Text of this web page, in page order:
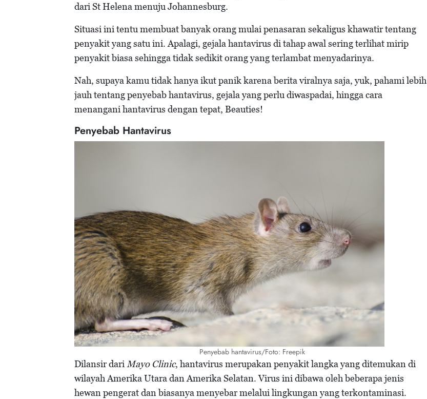
dari St Helena menuju Johannesburg.
Situasi ini tentu membuat banyak orang mulai penasaran sekaligus khawatir tentang
penyakit yang satu ini. Apalagi, gejala hantavirus di tahap awal sering terlihat mirip
penyakit biasa sehingga tidak sedikit orang yang terlambat menyadarinya.
Nah, supaya kamu tidak hanya ikut panik karena berita viralnya saja, yuk, pahami lebih
jauh tentang penyebab hantavirus, gejala yang perlu diwaspadai, hingga cara
menangani hantavirus dengan tepat, Beauties!
Penyebab Hantavirus
Penyebab hantavirus/Foto: Freepik
Dilansir dariMayo Clinic, hantavirus merupakan penyakit langka yang ditemukan di
wilayah Amerika Utara dan Amerika Selatan. Virus ini dibawa oleh beberapa jenis
hewan pengerat dan biasanya menyebar melalui lingkungan yang terkontaminasi.